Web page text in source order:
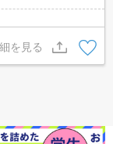
を見る